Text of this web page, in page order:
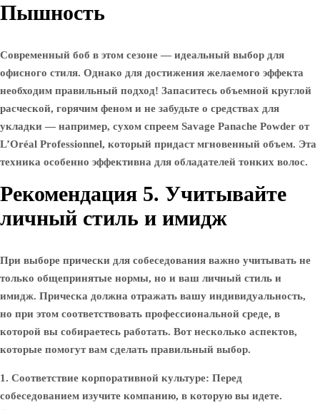
Пышность
Современный боб в этом сезоне — идеальный выбор для
офисного стиля. Однако для достижения желаемого эффекта
необходим правильный подход! Запаситесь объемной круглой
расческой, горячим феном и не забудьте о средствах для
укладки — например, сухом спреем Savage Panache Powder от
L’Oréal Professionnel, который придаст мгновенный объем. Эта
техника особенно эффективна для обладателей тонких волос.
Рекомендация 5. Учитывайте
личный стиль и имидж
При выборе прически для собеседования важно учитывать не
только общепринятые нормы, но и ваш личный стиль и
имидж. Прическа должна отражать вашу индивидуальность,
но при этом соответствовать профессиональной среде, в
которой вы собираетесь работать. Вот несколько аспектов,
которые помогут вам сделать правильный выбор.
1. Соответствие корпоративной культуре: Перед
собеседованием изучите компанию, в которую вы идете.